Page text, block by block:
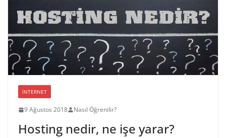
İNTERNET
9 Ağustos 2018 Nasıl Öğrenilir?
Hosting nedir, ne işe yarar?